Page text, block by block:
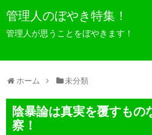
管理人のぼやき特集！
管理人が思うことをぼやきます！
ホーム 未分類
陰暴論は真実を覆すもの
察！